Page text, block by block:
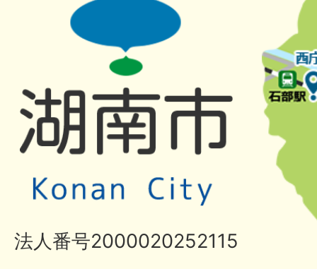
法人番号2000020252115